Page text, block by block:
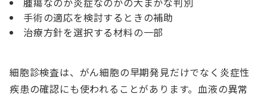
手術の適応を検討するときの補助
治療方針を選択する材料の一部
細胞診検査は、がん細胞の早期発見だけでなく炎症性
疾患の確認にも使われることがあります。血液の異常